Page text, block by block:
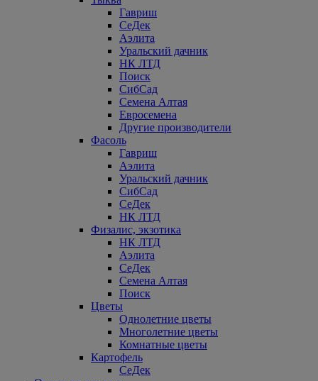
Гавриш
СеДек
Аэлита
Уральский дачник
НК ЛТД
Поиск
СибСад
Семена Алтая
Евросемена
Другие производители
Фасоль
Гавриш
Аэлита
Уральский дачник
СибСад
СеДек
НК ЛТД
Физалис, экзотика
НК ЛТД
Аэлита
СеДек
Семена Алтая
Поиск
Цветы
Однолетние цветы
Многолетние цветы
Комнатные цветы
Картофель
СеДек